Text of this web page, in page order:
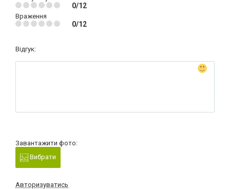
0/12
Враження
0/12
Відгук:
Завантажити фото:
Вибрати
Авторизуватись